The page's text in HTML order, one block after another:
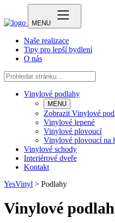
MENU
Naše realizace
Tipy pro lepší bydlení
O nás
Vinylové podlahy
MENU
Zobrazit Vinylové
Vinylové lepené
Vinylové plovoucí
Vinylové plovoucí na
Vinylové schody
Interiérové dveře
Kontakt
YesVinyl > Podlahy
Vinylové